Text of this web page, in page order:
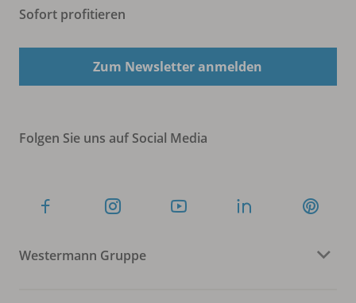
Sofort profitieren
Zum Newsletter anmelden
Folgen Sie uns auf Social Media
Westermann Gruppe